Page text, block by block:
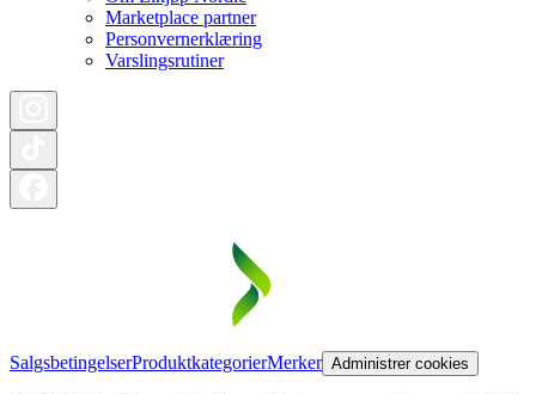
Marketplace partner
Personvernerklæring
Varslingsrutiner
SalgsbetingelserProduktkategorierMerker Administrer cookies